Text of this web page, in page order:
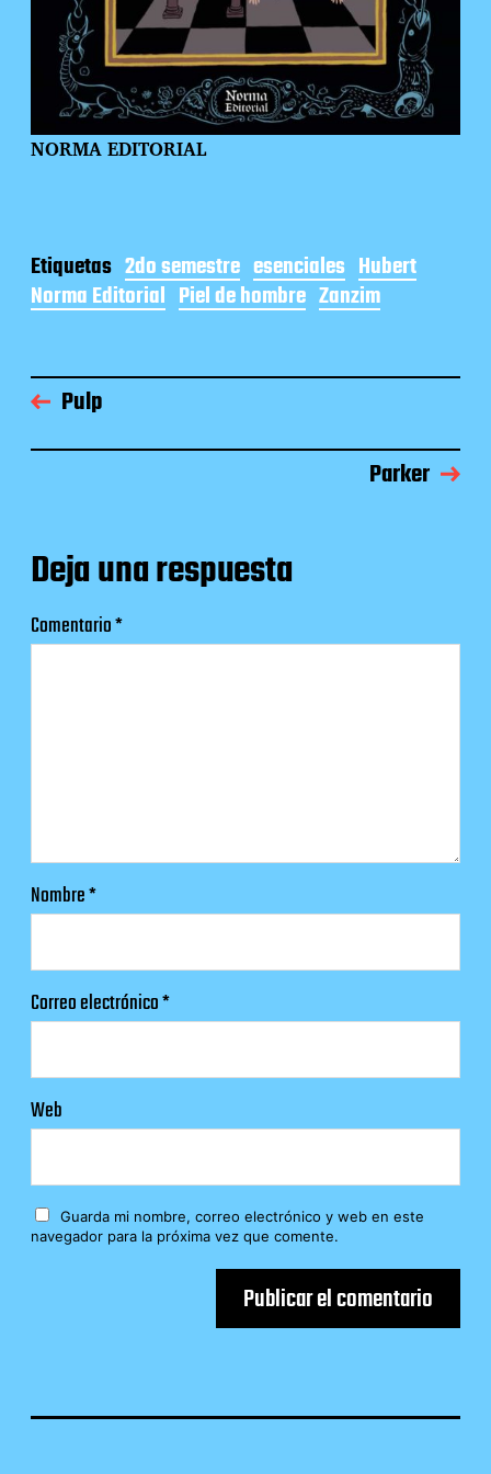
NORMA EDITORIAL
Etiquetas 2do semestre esenciales Hubert
Norma Editorial Piel de hombre Zanzim
Pulp
Parker
Deja una respuesta
Comentario*
Nombre*
Correo electrónico*
Web
Guarda mi nombre, correo electrónico y web en este
navegador para la próxima vez que comente.